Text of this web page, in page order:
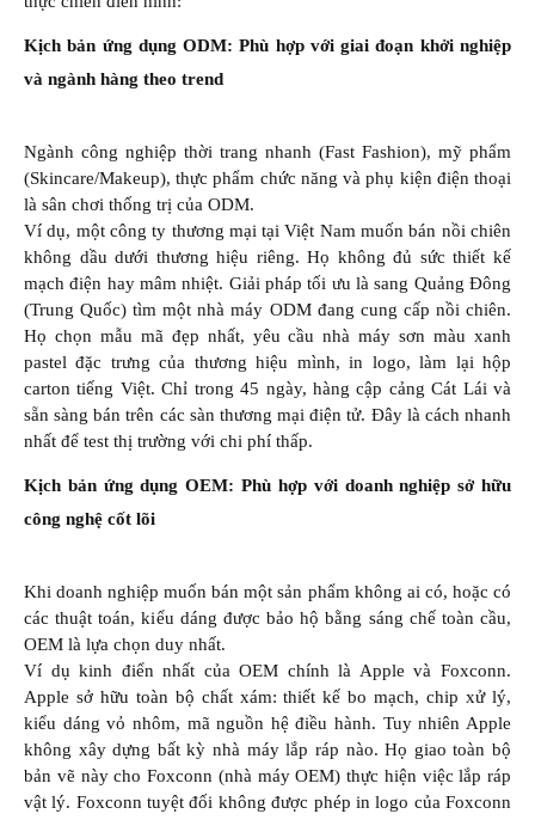
Kịch bản ứng dụng ODM: Phù hợp với giai đoạn khởi nghiệp
và ngành hàng theo trend
Ngành công nghiệp thời trang nhanh (Fast Fashion), mỹ phẩm
(Skincare/Makeup), thực phẩm chức năng và phụ kiện điện thoại
là sân chơi thống trị của ODM.
Ví dụ, một công ty thương mại tại Việt Nam muốn bán nồi chiên
không dầu dưới thương hiệu riêng. Họ không đủ sức thiết kế
mạch điện hay mâm nhiệt. Giải pháp tối ưu là sang Quảng Đông
(Trung Quốc) tìm một nhà máy ODM đang cung cấp nồi chiên.
Họ chọn mẫu mã đẹp nhất, yêu cầu nhà máy sơn màu xanh
pastel đặc trưng của thương hiệu mình, in logo, làm lại hộp
carton tiếng Việt. Chỉ trong 45 ngày, hàng cập cảng Cát Lái và
sẵn sàng bán trên các sàn thương mại điện tử. Đây là cách nhanh
nhất để test thị trường với chi phí thấp.
Kịch bản ứng dụng OEM: Phù hợp với doanh nghiệp sở hữu
công nghệ cốt lõi
Khi doanh nghiệp muốn bán một sản phẩm không ai có, hoặc có
các thuật toán, kiểu dáng được bảo hộ bằng sáng chế toàn cầu,
OEM là lựa chọn duy nhất.
Ví dụ kinh điển nhất của OEM chính là Apple và Foxconn.
Apple sở hữu toàn bộ chất xám: thiết kế bo mạch, chip xử lý,
kiểu dáng vỏ nhôm, mã nguồn hệ điều hành. Tuy nhiên Apple
không xây dựng bất kỳ nhà máy lắp ráp nào. Họ giao toàn bộ
bản vẽ này cho Foxconn (nhà máy OEM) thực hiện việc lắp ráp
vật lý. Foxconn tuyệt đối không được phép in logo của Foxconn